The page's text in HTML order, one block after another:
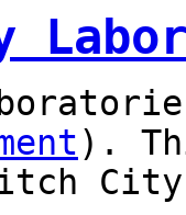
).
City